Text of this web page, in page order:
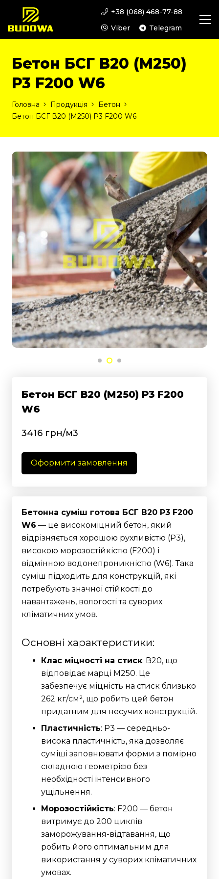
+38 (068) 468-77-88
Viber
Telegram
Бетон БСГ В20 (М250)
Р3 F200 W6
Головна Продукція
Бетон
Бетон БСГ В20 (М250) Р3 F200 W6
Бетон БСГ В20 (М250) Р3 F200
W6
3416 грн/м3
Оформити замовлення
Бетонна суміш готова БСГ В20 Р3 F200
W6 — це високоміцний бетон, який
відрізняється хорошою рухливістю (Р3),
високою морозостійкістю (F200) і
відмінною водонепроникністю (W6). Така
суміш підходить для конструкцій, які
потребують значної стійкості до
навантажень, вологості та суворих
кліматичних умов.
Основні характеристики:
Клас міцності на стиск: В20, що
відповідає марці М250. Це
забезпечує міцність на стиск близько
262 кг/см², що робить цей бетон
придатним для несучих конструкцій.
Пластичність: Р3 — середньо-
висока пластичність, яка дозволяє
суміші заповнювати форми з помірно
складною геометрією без
необхідності інтенсивного
ущільнення.
Морозостійкість: F200 — бетон
витримує до 200 циклів
заморожування-відтавання, що
робить його оптимальним для
використання у суворих кліматичних
умовах.